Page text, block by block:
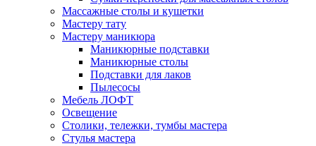
Массажные столы и кушетки
Мастеру тату
Мастеру маникюра
Маникюрные подставки
Маникюрные столы
Подставки для лаков
Пылесосы
Мебель ЛОФТ
Освещение
Столики, тележки, тумбы мастера
Стулья мастера